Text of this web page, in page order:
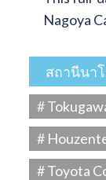
Nagoya
สถานีนา
#
#
# Toyota